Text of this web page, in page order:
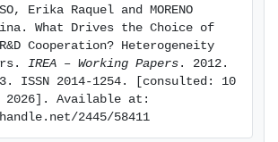
Erika Raquel and MORENO
What Drives the Choice of
Cooperation? Heterogeneity
IREA – Working Papers . 2012.
ISSN 2014-1254. [consulted: 10
2026]. Available at:
2445/58411